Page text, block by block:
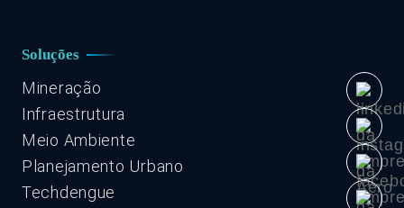
Soluções
Mineração
Infraestrutura
Meio Ambiente
Planejamento Urbano
Techdengue